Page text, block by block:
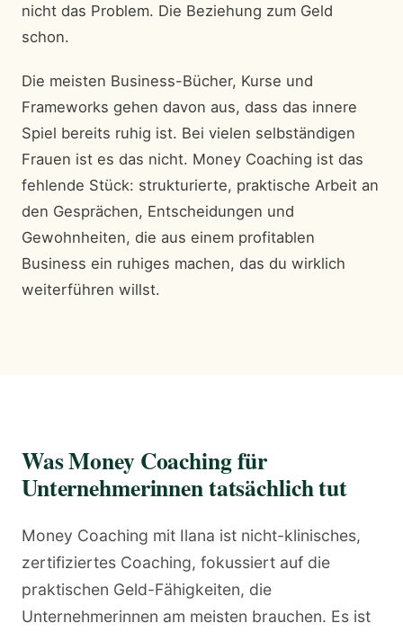
nicht das Problem. Die Beziehung zum Geld
schon.
Die meisten Business-Bücher, Kurse und
Frameworks gehen davon aus, dass das innere
Spiel bereits ruhig ist. Bei vielen selbständigen
Frauen ist es das nicht. Money Coaching ist das
fehlende Stück: strukturierte, praktische Arbeit an
den Gesprächen, Entscheidungen und
Gewohnheiten, die aus einem profitablen
Business ein ruhiges machen, das du wirklich
weiterführen willst.
Was Money Coaching für
Unternehmerinnen tatsächlich tut
Money Coaching mit Ilana ist nicht-klinisches,
zertifiziertes Coaching, fokussiert auf die
praktischen Geld-Fähigkeiten, die
Unternehmerinnen am meisten brauchen. Es ist